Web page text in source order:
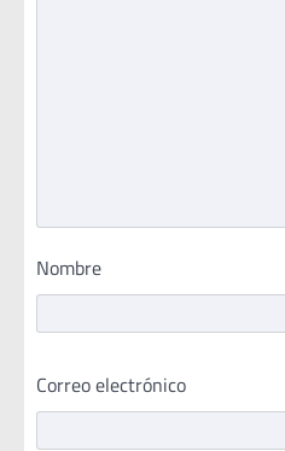
Nombre
Correo electrónico